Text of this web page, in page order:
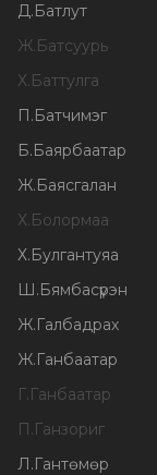
Д.Батлут
Ж.Батсуурь
Х.Баттулга
П.Батчимэг
Б.Баярбаатар
Ж.Баясгалан
Х.Болормаа
Х.Булгантуяа
Ш.Бямбасүрэн
Ж.Галбадрах
Ж.Ганбаатар
Г.Ганбаатар
П.Ганзориг
Л.Гантөмөр